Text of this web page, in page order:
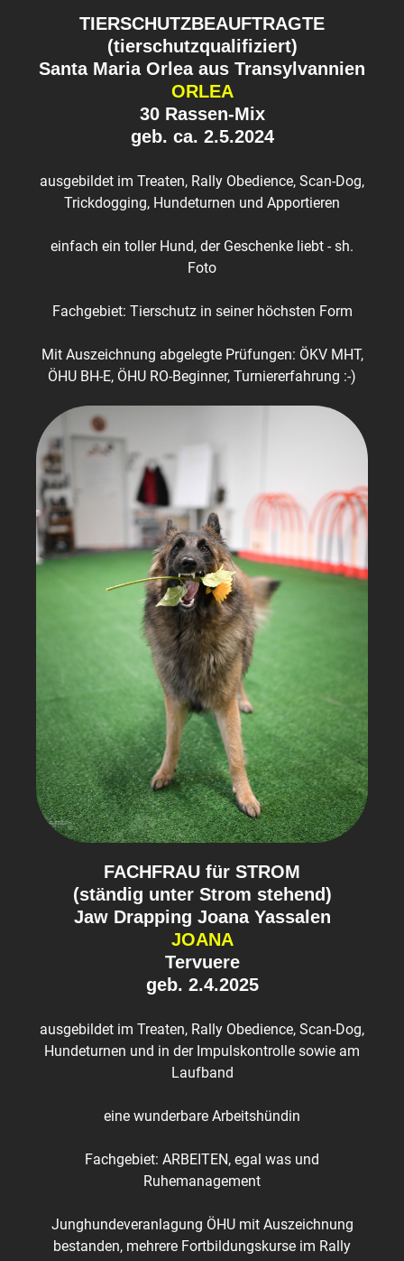
TIERSCHUTZBEAUFTRAGTE
(tierschutzqualifiziert)
Santa Maria Orlea aus Transylvannien
ORLEA
30 Rassen-Mix
geb. ca. 2.5.2024
ausgebildet im Treaten, Rally Obedience, Scan-Dog,
Trickdogging, Hundeturnen und Apportieren
einfach ein toller Hund, der Geschenke liebt - sh.
Foto
Fachgebiet: Tierschutz in seiner höchsten Form
Mit Auszeichnung abgelegte Prüfungen: ÖKV MHT,
ÖHU BH-E, ÖHU RO-Beginner, Turniererfahrung :-)
FACHFRAU für STROM
(ständig unter Strom stehend)
Jaw Drapping Joana Yassalen
JOANA
Tervuere
geb. 2.4.2025
ausgebildet im Treaten, Rally Obedience, Scan-Dog,
Hundeturnen und in der Impulskontrolle sowie am
Laufband
eine wunderbare Arbeitshündin
Fachgebiet: ARBEITEN, egal was und
Ruhemanagement
Junghundeveranlagung ÖHU mit Auszeichnung
bestanden, mehrere Fortbildungskurse im Rally